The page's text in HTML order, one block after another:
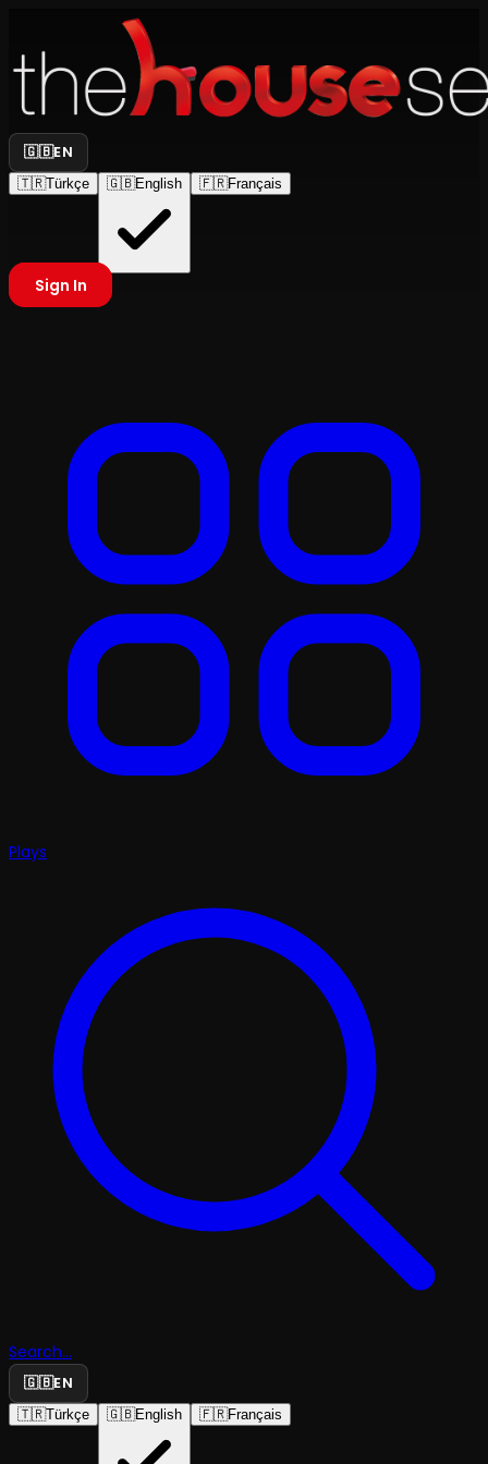
🇬🇧EN
🇹🇷Türkçe 🇬🇧English 🇫🇷Français
Sign In
Plays
Search...
🇬🇧EN
🇹🇷Türkçe 🇬🇧English 🇫🇷Français